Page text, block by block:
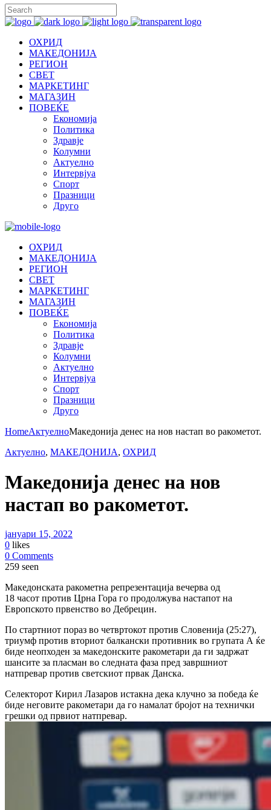
ОХРИД
МАКЕДОНИЈА
РЕГИОН
СВЕТ
МАРКЕТИНГ
МАГАЗИН
ПОВЕЌЕ
Економија
Политика
Здравје
Колумни
Актуелно
Интервјуа
Спорт
Празници
Друго
ОХРИД
МАКЕДОНИЈА
РЕГИОН
СВЕТ
МАРКЕТИНГ
МАГАЗИН
ПОВЕЌЕ
Економија
Политика
Здравје
Колумни
Актуелно
Интервјуа
Спорт
Празници
Друго
HomeАктуелноМакедонија денес на нов настап во ракометот.
Актуелно, МАКЕДОНИЈА, ОХРИД
Македонија денес на нов
настап во ракометот.
јануари 15, 2022
0 likes
0 Comments
259 seen
Македонската ракометна репрезентација вечерва од
18 часот против Црна Гора го продолжува настапот на
Европското првенство во Дебрецин.
По стартниот пораз во четвртокот против Словенија (25:27),
триумф против вториот балкански противник во групата А ќе
биде неопходен за македонските ракометари да ги задржат
шансите за пласман во следната фаза пред завршниот
натпревар против светскиот првак Данска.
Селекторот Кирил Лазаров истакна дека клучно за победа ќе
биде неговите ракометари да го намалат бројот на технички
грешки од првиот натпревар.